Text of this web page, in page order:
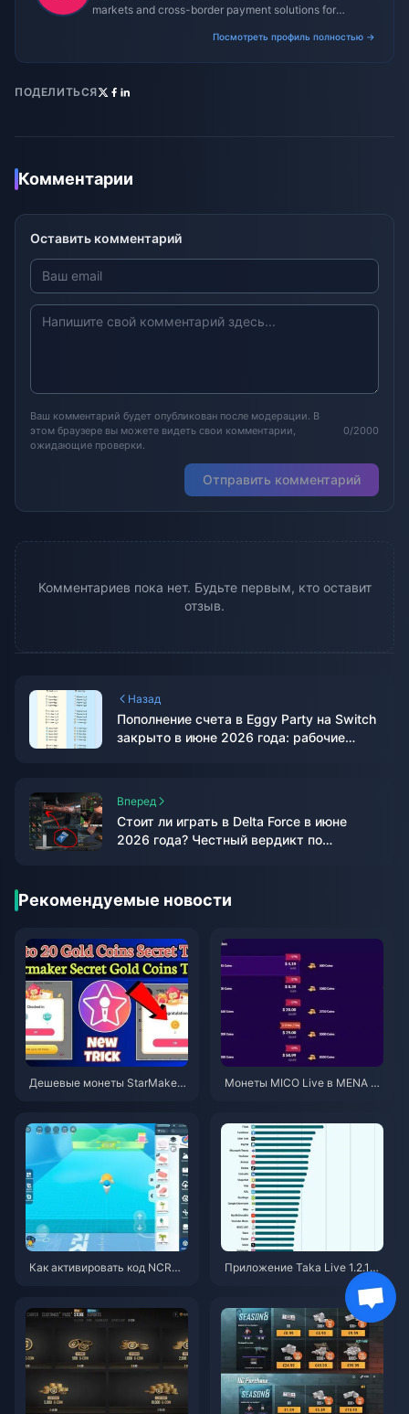
markets and cross-border payment solutions for
Посмотреть профиль полностью →
ПОДЕЛИТЬСЯ
Комментарии
Оставить комментарий
Ваш комментарий будет опубликован после модерации. В
этом браузере вы можете видеть свои комментарии,
ожидающие проверки.
0/2000
Отправить комментарий
Комментариев пока нет. Будьте первым, кто оставит
отзыв.
Назад
Пополнение счета в Eggy Party на Switch
закрыто в июне 2026 года: рабочие
Вперед
Стоит ли играть в Delta Force в июне
2026 года? Честный вердикт по
Рекомендуемые новости
Дешевые монеты StarMaker
Монеты MICO Live в MENA по
Как активировать код NCRCK
Приложение Taka Live 1.2.11
быстро разряжает батарею п
осле обновления в июле 202
6 года? Причины и способы р
ешения